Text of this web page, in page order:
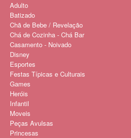
Adulto
Batizado
Chã de Bebe / Revelação
Chá de Cozinha - Chá Bar
Casamento - Noivado
Disney
Esportes
Festas Típicas e Culturais
Games
Heróis
Infantil
Moveis
Peças Avulsas
Princesas